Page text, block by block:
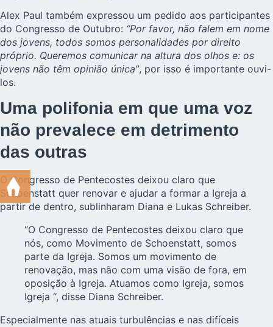
Alex Paul também expressou um pedido aos participantes
do Congresso de Outubro: “Por favor, não falem em nome
dos jovens, todos somos personalidades por direito
próprio. Queremos comunicar na altura dos olhos e: os
jovens não têm opinião única”, por isso é importante ouvi-
los.
Uma polifonia em que uma voz
não prevalece em detrimento
das outras
OCongresso de Pentecostes deixou claro que
Schoenstatt quer renovar e ajudar a formar a Igreja a
partir de dentro, sublinharam Diana e Lukas Schreiber.
“O Congresso de Pentecostes deixou claro que
nós, como Movimento de Schoenstatt, somos
parte da Igreja. Somos um movimento de
renovação, mas não com uma visão de fora, em
oposição à Igreja. Atuamos como Igreja, somos
Igreja “, disse Diana Schreiber.
Especialmente nas atuais turbulências e nas difíceis